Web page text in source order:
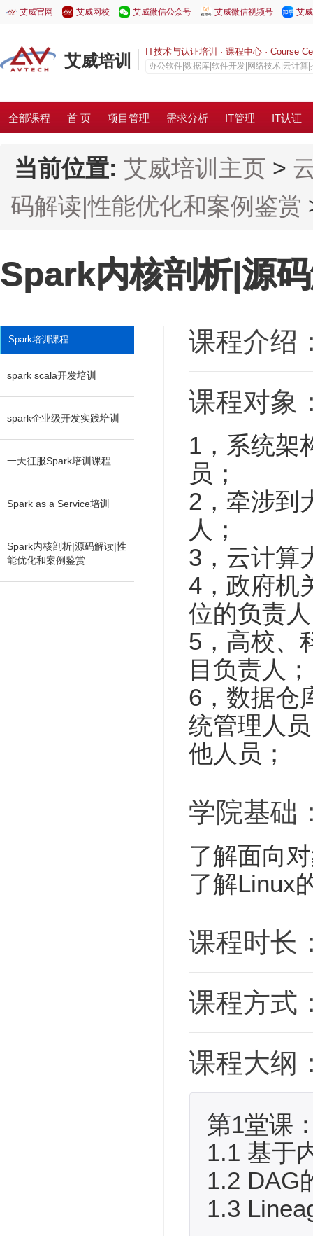
艾威官网 艾威网校 艾威微信公众号 艾威微信视频号 艾
艾威培训 IT技术与认证培训 · 课程中心 · Course
办公软件|数据库|软件开发|网络技术|云计算|
全部课程 首 页 项目管理 需求分析 IT管理 IT认证
当前位置: 艾威培训主页 >
码解读|性能优化和案例鉴赏
Spark内核剖析|源
Spark培训课程
spark scala开发培训
spark企业级开发实践培训
一天征服Spark培训课程
Spark as a Service培训
Spark内核剖析|源码解读|性
能优化和案例鉴赏
课程介绍
课程对象
1，系统架
员；
2，牵涉到
人；
3，云计算
4，政府机
位的负责
5，高校、
目负责人；
6，数据仓
统管理人
他人员；
学院基础
了解面向
了解Linux
课程时长
课程方式
课程大纲
第1堂课
1.1 基于
1.2 DAG
1.3